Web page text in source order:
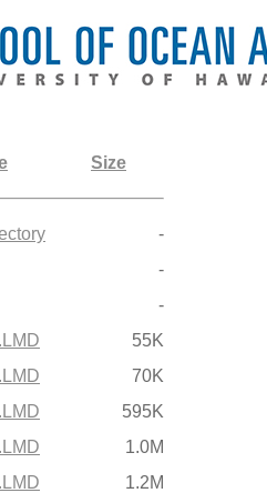
Size
-
-
-
55K
70K
595K
1.0M
1.2M